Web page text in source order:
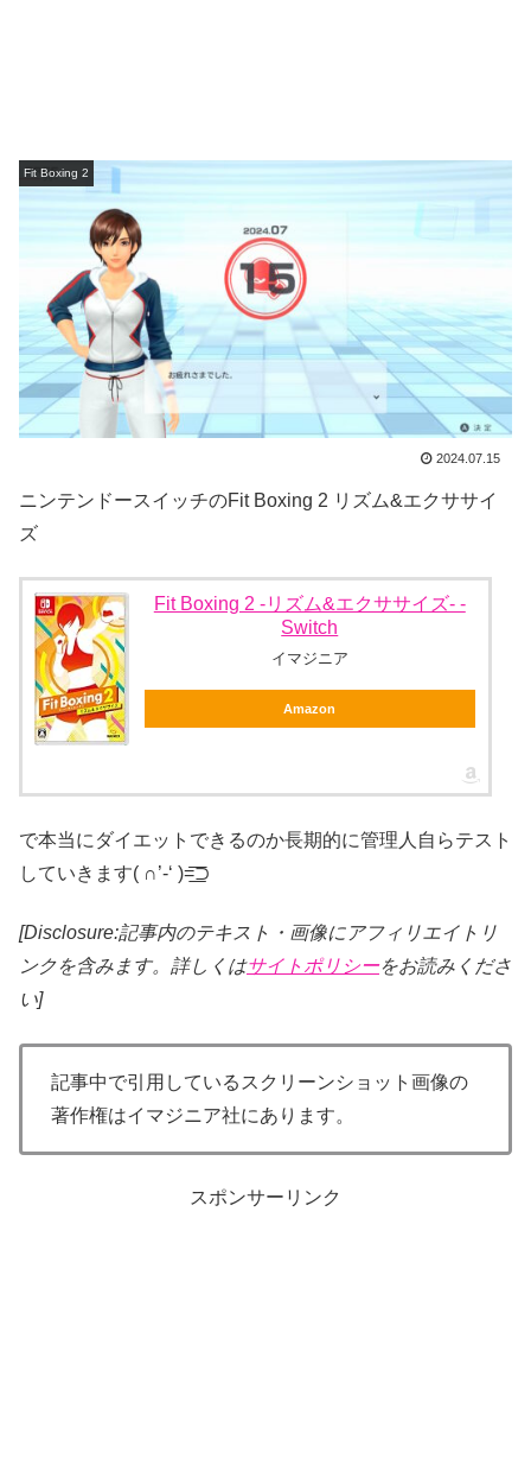
Fit Boxing 2
2024.07.15
ニンテンドースイッチのFit Boxing 2 リズム&エクササイ
ズ
Fit Boxing 2 -リズム&エクササイズ- -
Switch
イマジニア
Amazon
で本当にダイエットできるのか長期的に管理人自らテスト
していきます( ∩’-‘ )=͟͟͞͞⊃
[Disclosure:記事内のテキスト・画像にアフィリエイトリ
ンクを含みます。詳しくはサイトポリシーをお読みくださ
い]
記事中で引用しているスクリーンショット画像の
著作権はイマジニア社にあります。
スポンサーリンク